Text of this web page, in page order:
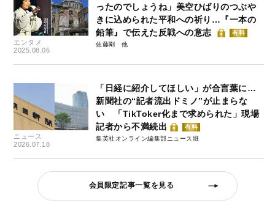
エンタメ
2025.08.06
ったのでしょうね」美空ひばりのつぶや
きに込められた平和への祈り…『一本の
鉛筆』で伝えた反戦への意志
有料
佐藤剛
ニュース
2026.07.18
「日経に紹介してほしい」が合言葉に…
新聞社の“記者流出ドミノ”が止まらな
い 「TikToker化まで求められた」現場
記者から不満続出
有料
集英社オンライン編集部ニュース班
会員限定記事一覧を見る